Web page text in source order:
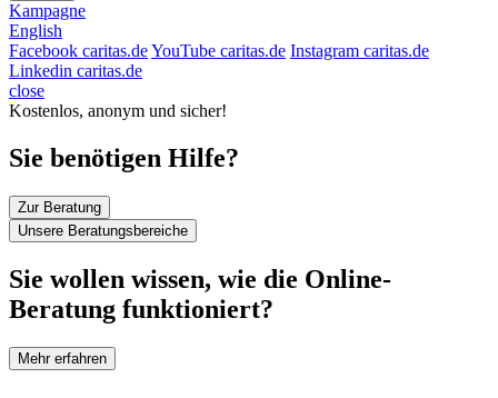
Kampagne
English
Facebook caritas.deYouTube caritas.de Instagram caritas.de
Linkedin caritas.de
close
Kostenlos, anonym und sicher!
Sie benötigen Hilfe?
Zur Beratung
Unsere Beratungsbereiche
Sie wollen wissen, wie die Online-
Beratung funktioniert?
Mehr erfahren